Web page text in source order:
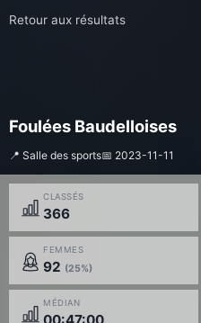
Retour aux résultats
Foulées Baudelloises
📍 Salle des sports📅 2023-11-11
CLASSÉS
366
FEMMES
92 (25%)
MÉDIAN